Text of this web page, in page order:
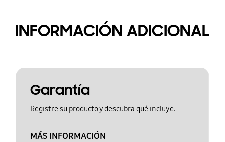
INFORMACIÓN ADICIONAL
Garantía
Registre su producto y descubra qué incluye.
MÁS INFORMACIÓN